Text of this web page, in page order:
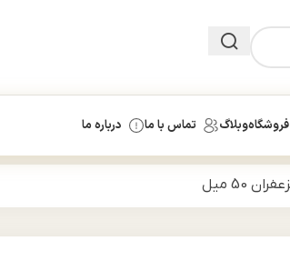
فروشگاهوبلاگ تماس با ما درباره ما